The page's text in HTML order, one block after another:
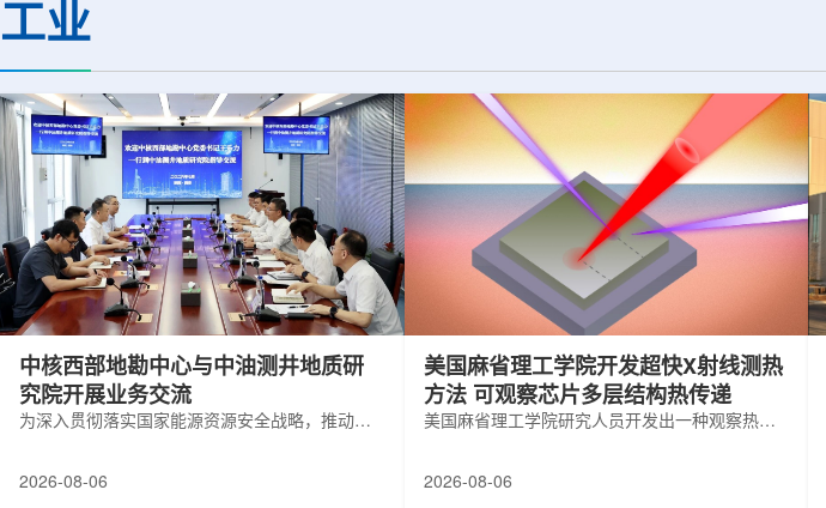
萨斯大学物理与天文系教授迈克尔·默里
和堪萨斯大学杰出教授克里斯托夫·罗永
互...
工业
中核西部地勘中心与中油测井地质研
究院开展业务交流
为深入贯彻落实国家能源资源安全战略，推动油
2026-08-06
美国麻省理工学院开发超快X射线测热
方法 可观察芯片多层结构热传递
美国麻省理工学院研究人员开发出一种观察热量
2026-08-06